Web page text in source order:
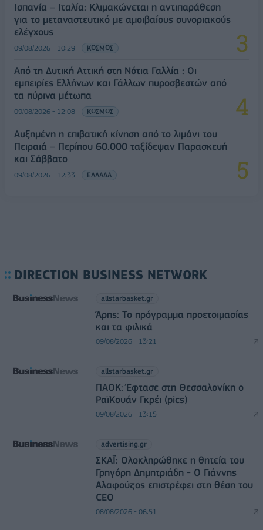
Ισπανία – Ιταλία: Κλιμακώνεται η αντιπαράθεση
για το μεταναστευτικό με αμοιβαίους συνοριακούς
ελέγχους
09/08/2026 - 10:29 ΚΟΣΜΟΣ
Από τη Δυτική Αττική στη Νότια Γαλλία : Οι
εμπειρίες Ελλήνων και Γάλλων πυροσβεστών από
τα πύρινα μέτωπα
09/08/2026 - 12:08 ΚΟΣΜΟΣ
Αυξημένη η επιβατική κίνηση από το λιμάνι του
Πειραιά – Περίπου 60.000 ταξίδεψαν Παρασκευή
και Σάββατο
09/08/2026 - 12:33 ΕΛΛΑΔΑ
DIRECTION BUSINESS NETWORK
allstarbasket.gr
Άρης: Το πρόγραμμα προετοιμασίας
και τα φιλικά
09/08/2026 - 13:21
allstarbasket.gr
ΠΑΟΚ: Έφτασε στη Θεσσαλονίκη ο
ΡαϊΚουάν Γκρέι (pics)
09/08/2026 - 13:15
advertising.gr
ΣΚΑΪ: Ολοκληρώθηκε η θητεία του
Γρηγόρη Δημητριάδη - Ο Γιάννης
Αλαφούζος επιστρέφει στη θέση του
CEO
08/08/2026 - 06:51